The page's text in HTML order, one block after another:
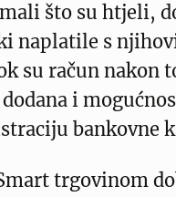
što su htjeli,
naplatile s
su račun nakon
i
bankovne
trgovinom